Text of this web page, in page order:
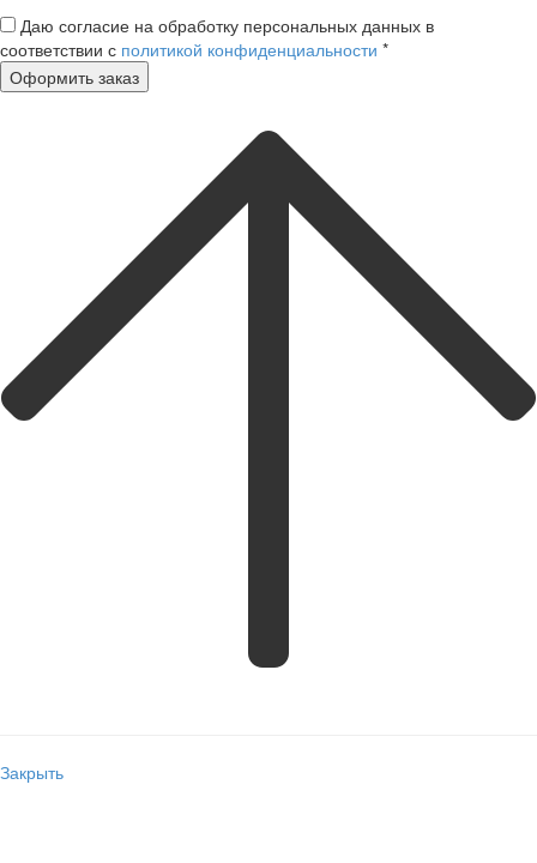
Даю согласие на обработку персональных данных в
соответствии с политикой конфиденциальности *
Закрыть